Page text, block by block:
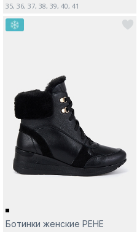
35, 36, 37, 38, 39, 40, 41
Ботинки женские РЕНЕ